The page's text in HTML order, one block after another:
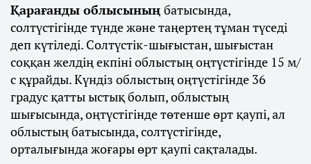
Қарағанды облысының батысында,
солтүстігінде түнде және таңертең тұман түседі
деп күтіледі. Солтүстік-шығыстан, шығыстан
соққан желдің екпіні облыстың оңтүстігінде 15 м/
с құрайды. Күндіз облыстың оңтүстігінде 36
градус қатты ыстық болып, облыстың
шығысында, оңтүстігінде төтенше өрт қаупі, ал
облыстың батысында, солтүстігінде,
орталығында жоғары өрт қаупі сақталады.